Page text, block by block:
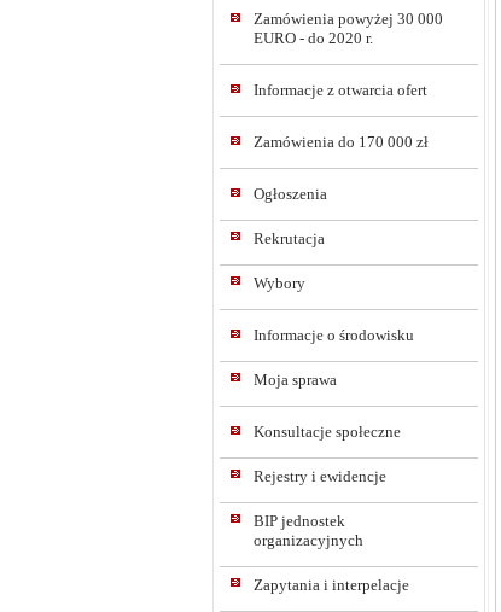
Zamówienia powyżej 30 000
EURO - do 2020 r.
Informacje z otwarcia ofert
Zamówienia do 170 000 zł
Ogłoszenia
Rekrutacja
Wybory
Informacje o środowisku
Moja sprawa
Konsultacje społeczne
Rejestry i ewidencje
BIP jednostek
organizacyjnych
Zapytania i interpelacje